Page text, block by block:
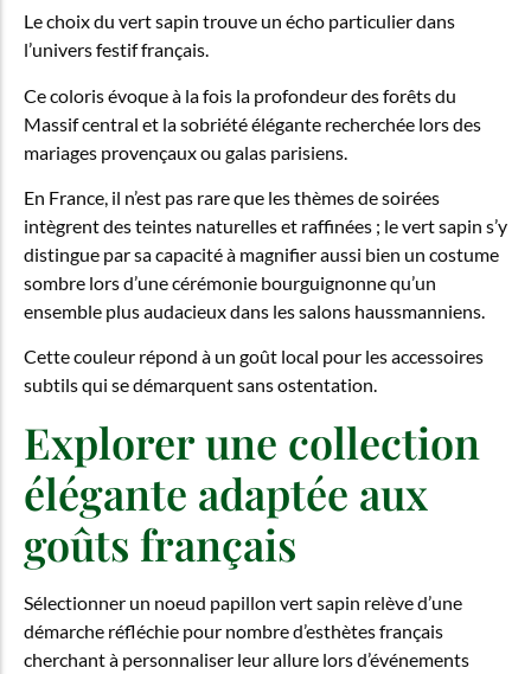
Le choix du vert sapin trouve un écho particulier dans
l’univers festif français.
Ce coloris évoque à la fois la profondeur des forêts du
Massif central et la sobriété élégante recherchée lors des
mariages provençaux ou galas parisiens.
En France, il n’est pas rare que les thèmes de soirées
intègrent des teintes naturelles et raffinées ; le vert sapin s’y
distingue par sa capacité à magnifier aussi bien un costume
sombre lors d’une cérémonie bourguignonne qu’un
ensemble plus audacieux dans les salons haussmanniens.
Cette couleur répond à un goût local pour les accessoires
subtils qui se démarquent sans ostentation.
Explorer une collection
élégante adaptée aux
goûts français
Sélectionner un noeud papillon vert sapin relève d’une
démarche réfléchie pour nombre d’esthètes français
cherchant à personnaliser leur allure lors d’événements